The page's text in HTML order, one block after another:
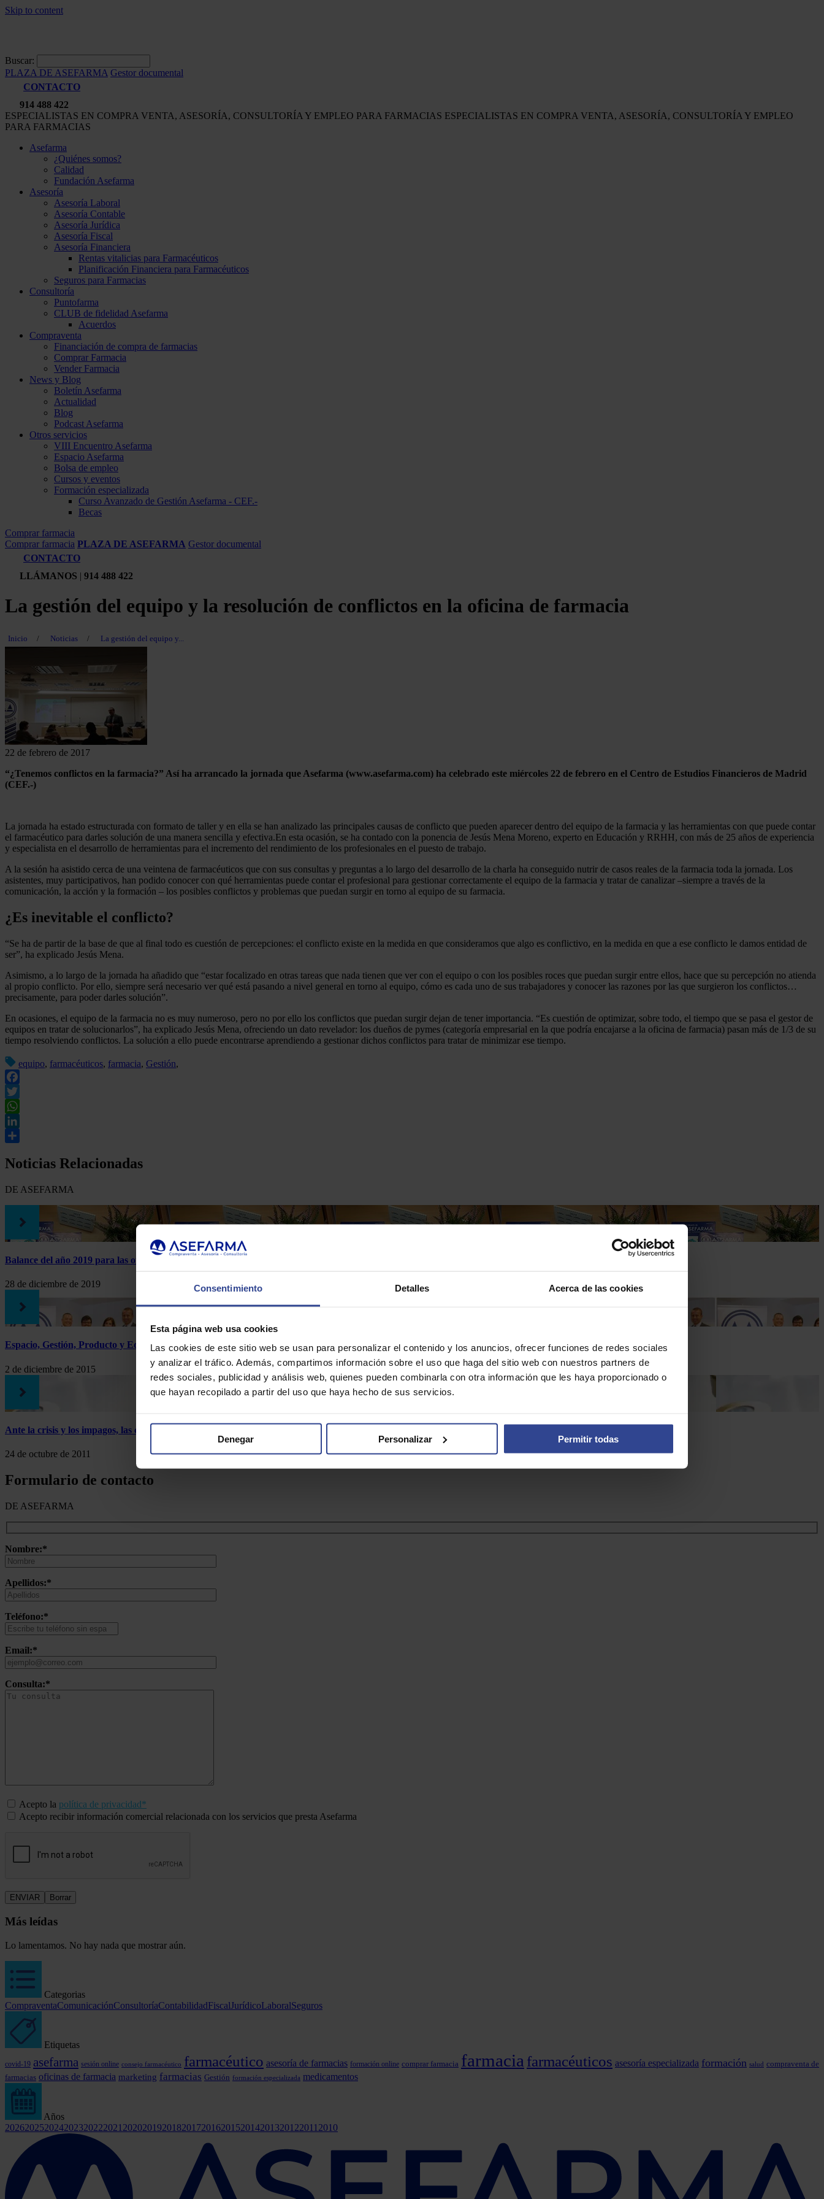
Consentimiento Detalles Acerca de las cookies
Esta página web usa cookies
Las cookies de este sitio web se usan para personalizar el contenido y los anuncios, ofrecer funciones de redes sociales
y analizar el tráfico. Además, compartimos información sobre el uso que haga del sitio web con nuestros partners de
redes sociales, publicidad y análisis web, quienes pueden combinarla con otra información que les haya proporcionado o
que hayan recopilado a partir del uso que haya hecho de sus servicios.
Denegar Personalizar Permitir todas
Skip to content
Buscar:
PLAZA DE ASEFARMA Gestor documental
CONTACTO
914 488 422
ESPECIALISTAS EN COMPRA VENTA, ASESORÍA, CONSULTORÍA Y EMPLEO PARA FARMACIAS ESPECIALISTAS EN COMPRA VENTA, ASESORÍA, CONSULTORÍA Y EMPLEO
PARA FARMACIAS
Asefarma
¿Quiénes somos?
Calidad
Fundación Asefarma
Asesoría
Asesoría Laboral
Asesoría Contable
Asesoría Jurídica
Asesoría Fiscal
Asesoría Financiera
Rentas vitalicias para Farmacéuticos
Planificación Financiera para Farmacéuticos
Seguros para Farmacias
Consultoría
Puntofarma
CLUB de fidelidad Asefarma
Acuerdos
Compraventa
Financiación de compra de farmacias
Comprar Farmacia
Vender Farmacia
News y Blog
Boletín Asefarma
Actualidad
Blog
Podcast Asefarma
Otros servicios
VIII Encuentro Asefarma
Espacio Asefarma
Bolsa de empleo
Cursos y eventos
Formación especializada
Curso Avanzado de Gestión Asefarma - CEF.-
Becas
Comprar farmacia
Comprar farmacia PLAZA DE ASEFARMA Gestor documental
CONTACTO
LLÁMANOS | 914 488 422
La gestión del equipo y la resolución de conflictos en la oficina de farmacia
Inicio / Noticias / La gestión del equipo y...
22 de febrero de 2017
“¿Tenemos conflictos en la farmacia?” Así ha arrancado la jornada que Asefarma (www.asefarma.com) ha celebrado este miércoles 22 de febrero en el Centro de Estudios Financieros de Madrid
(CEF.-)
La jornada ha estado estructurada con formato de taller y en ella se han analizado las principales causas de conflicto que pueden aparecer dentro del equipo de la farmacia y las herramientas con que puede contar
el farmacéutico para darles solución de una manera sencilla y efectiva.En esta ocasión, se ha contado con la ponencia de Jesús Mena Moreno, experto en Educación y RRHH, con más de 25 años de experiencia
y especialista en el desarrollo de herramientas para el incremento del rendimiento de los profesionales en el puesto de trabajo.
A la sesión ha asistido cerca de una veintena de farmacéuticos que con sus consultas y preguntas a lo largo del desarrollo de la charla ha conseguido nutrir de casos reales de la farmacia toda la jornada. Los
asistentes, muy participativos, han podido conocer con qué herramientas puede contar el profesional para gestionar correctamente el equipo de la farmacia y tratar de canalizar –siempre a través de la
comunicación, la acción y la formación – los posibles conflictos y problemas que puedan surgir en torno al equipo de su farmacia.
¿Es inevitable el conflicto?
“Se ha de partir de la base de que al final todo es cuestión de percepciones: el conflicto existe en la medida en que consideramos que algo es conflictivo, en la medida en que a ese conflicto le damos entidad de
ser”, ha explicado Jesús Mena.
Asimismo, a lo largo de la jornada ha añadido que “estar focalizado en otras tareas que nada tienen que ver con el equipo o con los posibles roces que puedan surgir entre ellos, hace que su percepción no atienda
al propio conflicto. Por ello, siempre será necesario ver qué está pasando a nivel general en torno al equipo, cómo es cada uno de sus trabajadores y conocer las razones por las que surgieron los conflictos…
precisamente, para poder darles solución”.
En ocasiones, el equipo de la farmacia no es muy numeroso, pero no por ello los conflictos que puedan surgir dejan de tener importancia. “Es cuestión de optimizar, sobre todo, el tiempo que se pasa el gestor de
equipos en tratar de solucionarlos”, ha explicado Jesús Mena, ofreciendo un dato revelador: los dueños de pymes (categoría empresarial en la que podría encajarse a la oficina de farmacia) pasan más de 1/3 de su
tiempo resolviendo conflictos. La solución a ello puede encontrarse aprendiendo a gestionar dichos conflictos para tratar de minimizar ese tiempo.
equipo, farmacéuticos, farmacia, Gestión,
Facebook
Twitter
WhatsApp
LinkedIn
Noticias Relacionadas
DE ASEFARMA
Balance del año 2019 para las oficinas de farmacia
28 de diciembre de 2019
Espacio, Gestión, Producto y Equipo, cuatro pilares para trabajar el Marketing en la farmacia
2 de diciembre de 2015
Ante la crisis y los impagos, las cooperativas farmacéuticas, la innovación y la gestión dinámica en la farmacia son el soporte más sólido para la farmacia
24 de octubre de 2011
Formulario de contacto
DE ASEFARMA
Nombre:*
Apellidos:*
Teléfono:*
Email:*
Consulta:*
Acepto la política de privacidad*
Acepto recibir información comercial relacionada con los servicios que presta Asefarma
Más leídas
Lo lamentamos. No hay nada que mostrar aún.
Categorias
CompraventaComunicaciónConsultoríaContabilidadFiscalJurídicoLaboralSeguros
Etiquetas
covid-19 asefarma sesión online consejo farmacéutico farmacéutico asesoría de farmacias formación online comprar farmacia farmacia farmacéuticos asesoría especializada formación salud compraventa de
farmacias oficinas de farmacia marketing farmacias Gestión formación especializada medicamentos
Años
202620252024202320222021 2020201920182017201620152014201320122011 2010